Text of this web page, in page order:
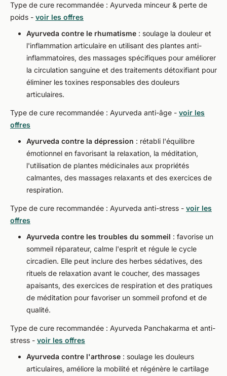
Type de cure recommandée : Ayurveda minceur & perte de
poids - voir les offres
Ayurveda contre le rhumatisme : soulage la douleur et
l'inflammation articulaire en utilisant des plantes anti-
inflammatoires, des massages spécifiques pour améliorer
la circulation sanguine et des traitements détoxifiant pour
éliminer les toxines responsables des douleurs
articulaires.
Type de cure recommandée : Ayurveda anti-âge - voir les
offres
Ayurveda contre la dépression : rétabli l'équilibre
émotionnel en favorisant la relaxation, la méditation,
l'utilisation de plantes médicinales aux propriétés
calmantes, des massages relaxants et des exercices de
respiration.
Type de cure recommandée : Ayurveda anti-stress - voir les
offres
Ayurveda contre les troubles du sommeil : favorise un
sommeil réparateur, calme l'esprit et régule le cycle
circadien. Elle peut inclure des herbes sédatives, des
rituels de relaxation avant le coucher, des massages
apaisants, des exercices de respiration et des pratiques
de méditation pour favoriser un sommeil profond et de
qualité.
Type de cure recommandée : Ayurveda Panchakarma et anti-
stress - voir les offres
Ayurveda contre l'arthrose : soulage les douleurs
articulaires, améliore la mobilité et régénère le cartilage